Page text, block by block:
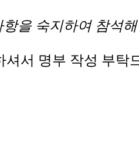
을 숙지하여 참석
셔서 명부 작성 부탁